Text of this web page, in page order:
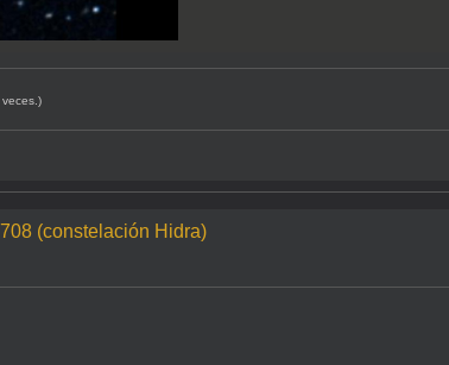
(constelación Hidra)